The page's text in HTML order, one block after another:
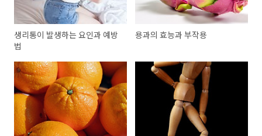
생리통이 발생하는 요인과 예방
법
용과의 효능과 부작용